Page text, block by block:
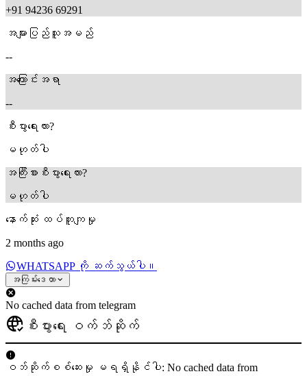
+91 94236 69291
အများပြည်သူအမည်
--
အကြောင်းအရာ
--
စီးပွားရေးလား?
မဟုတ်ပါ
အကြီးစားစီးပွားရေးလား?
မဟုတ်ပါ
နောက်ဆုံး ထပ်တူကျမှု
2 months ago
WHATSAPP ကို ဆက်သွယ်ပါ။
အကြမ်းဒေတာ
No cached data from telegram
စီးပွားရေး ဝက်ဘ်ဆိုက်
ဝဘ်ဆိုက်စစ်ဆေးမှု မရရှိနိုင်ပါ: No cached data from